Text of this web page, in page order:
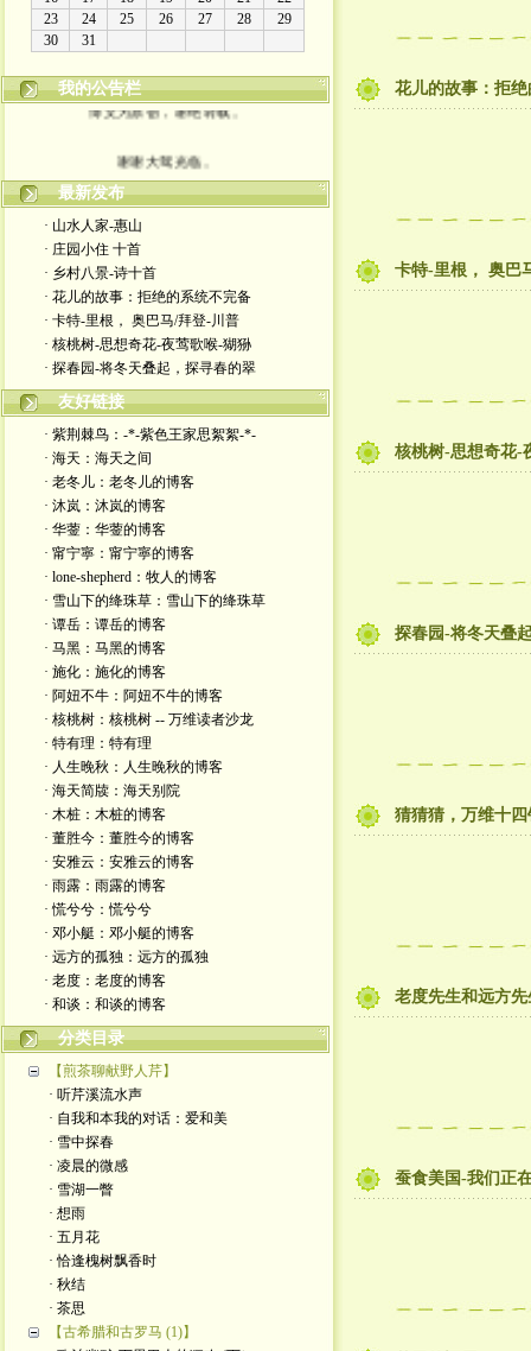
我的公告栏
博文为原创，谢绝转载。
最新发布
· 山水人家-惠山
· 庄园小住 十首
· 乡村八景-诗十首
· 花儿的故事：拒绝的系统不完备
· 卡特-里根， 奥巴马/拜登-川普
· 核桃树-思想奇花-夜莺歌喉-猢狲
· 探春园-将冬天叠起，探寻春的翠
友好链接
· 紫荆棘鸟：-*-紫色王家思絮絮-*-
· 海天：海天之间
· 老冬儿：老冬儿的博客
· 沐岚：沐岚的博客
· 华蓥：华蓥的博客
· 甯宁寧：甯宁寧的博客
· lone-shepherd：牧人的博客
· 雪山下的绛珠草：雪山下的绛珠草
· 谭岳：谭岳的博客
· 马黑：马黑的博客
· 施化：施化的博客
· 阿妞不牛：阿妞不牛的博客
· 核桃树：核桃树 -- 万维读者沙龙
· 特有理：特有理
· 人生晚秋：人生晚秋的博客
· 海天简牍：海天别院
· 木桩：木桩的博客
· 董胜今：董胜今的博客
· 安雅云：安雅云的博客
· 雨露：雨露的博客
· 慌兮兮：慌兮兮
· 邓小艇：邓小艇的博客
· 远方的孤独：远方的孤独
· 老度：老度的博客
· 和谈：和谈的博客
分类目录
【煎茶聊献野人芹】
· 听芹溪流水声
· 自我和本我的对话：爱和美
· 雪中探春
· 凌晨的微感
· 雪湖一瞥
· 想雨
· 五月花
· 恰逢槐树飘香时
· 秋结
· 茶思
【古希腊和古罗马 (1)】
花儿的故事：拒
卡特-里根， 奥巴
核桃树-思想奇花-
探春园-将冬天叠
猜猜猜，万维十四
老度先生和远方
蚕食美国-我们正